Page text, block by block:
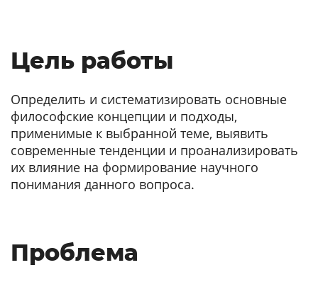
Цель работы
Определить и систематизировать основные
философские концепции и подходы,
применимые к выбранной теме, выявить
современные тенденции и проанализировать
их влияние на формирование научного
понимания данного вопроса.
Проблема